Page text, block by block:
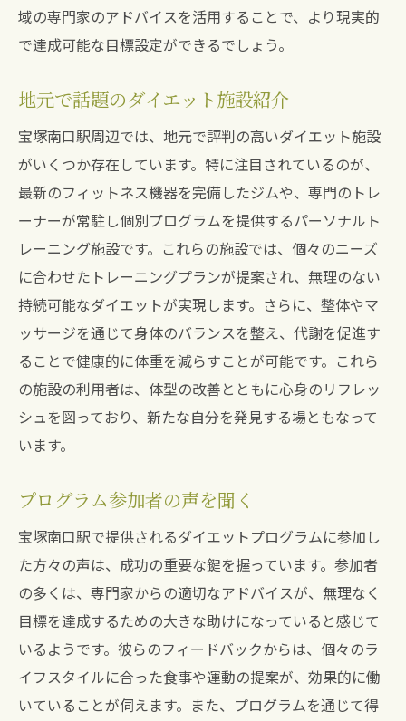
域の専門家のアドバイスを活用することで、より現実的
で達成可能な目標設定ができるでしょう。
地元で話題のダイエット施設紹介
宝塚南口駅周辺では、地元で評判の高いダイエット施設
がいくつか存在しています。特に注目されているのが、
最新のフィットネス機器を完備したジムや、専門のトレ
ーナーが常駐し個別プログラムを提供するパーソナルト
レーニング施設です。これらの施設では、個々のニーズ
に合わせたトレーニングプランが提案され、無理のない
持続可能なダイエットが実現します。さらに、整体やマ
ッサージを通じて身体のバランスを整え、代謝を促進す
ることで健康的に体重を減らすことが可能です。これら
の施設の利用者は、体型の改善とともに心身のリフレッ
シュを図っており、新たな自分を発見する場ともなって
います。
プログラム参加者の声を聞く
宝塚南口駅で提供されるダイエットプログラムに参加し
た方々の声は、成功の重要な鍵を握っています。参加者
の多くは、専門家からの適切なアドバイスが、無理なく
目標を達成するための大きな助けになっていると感じて
いるようです。彼らのフィードバックからは、個々のラ
イフスタイルに合った食事や運動の提案が、効果的に働
いていることが伺えます。また、プログラムを通じて得